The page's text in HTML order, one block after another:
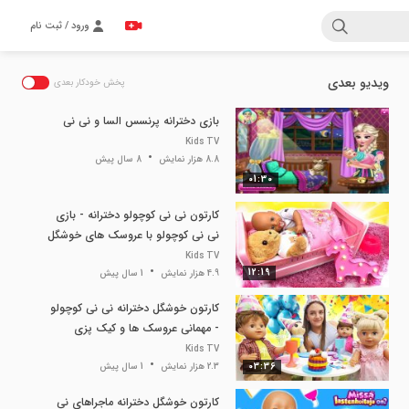
ورود / ثبت نام
ویدیو بعدی پخش خودکار بعدی
01:30
بازی دخترانه پرنسس السا و نی نی
Kids TV
8.8 هزار نمایش
8 سال پیش
12:19
کارتون نی نی کوچولو دخترانه - بازی
نی نی کوچولو با عروسک های خوشگل
حیوانات
Kids TV
4.9 هزار نمایش
1 سال پیش
03:36
کارتون خوشگل دخترانه نی نی کوچولو
- مهمانی عروسک ها و کیک پزی
Kids TV
2.3 هزار نمایش
1 سال پیش
کارتون خوشگل دخترانه ماجراهای نی